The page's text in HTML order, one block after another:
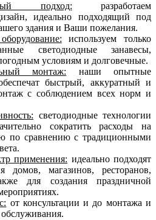
подход: разработаем
идеально подходящий под
здания и Ваши пожелания.
используем только
светодиодные занавесы,
условиям и долговечные.
монтаж: наши опытные
быстрый, аккуратный и
с соблюдением всех норм и
светодиодные технологии
сократить расходы на
по сравнению с традиционными
применения: идеально подходят
домов, магазинов, ресторанов,
для создания праздничной
от консультации и до монтажа и